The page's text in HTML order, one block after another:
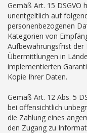
Gemäß Art. 15 DSGVO
unentgeltlich auf
personenbezogenen
Kategorien von
Aufbewahrungsfrist
Übermittlungen in
implementierten
Kopie Ihrer Daten.
Gemäß Art. 12 Abs. 5
bei offensichtlich
die Zahlung eines
den Zugang zu